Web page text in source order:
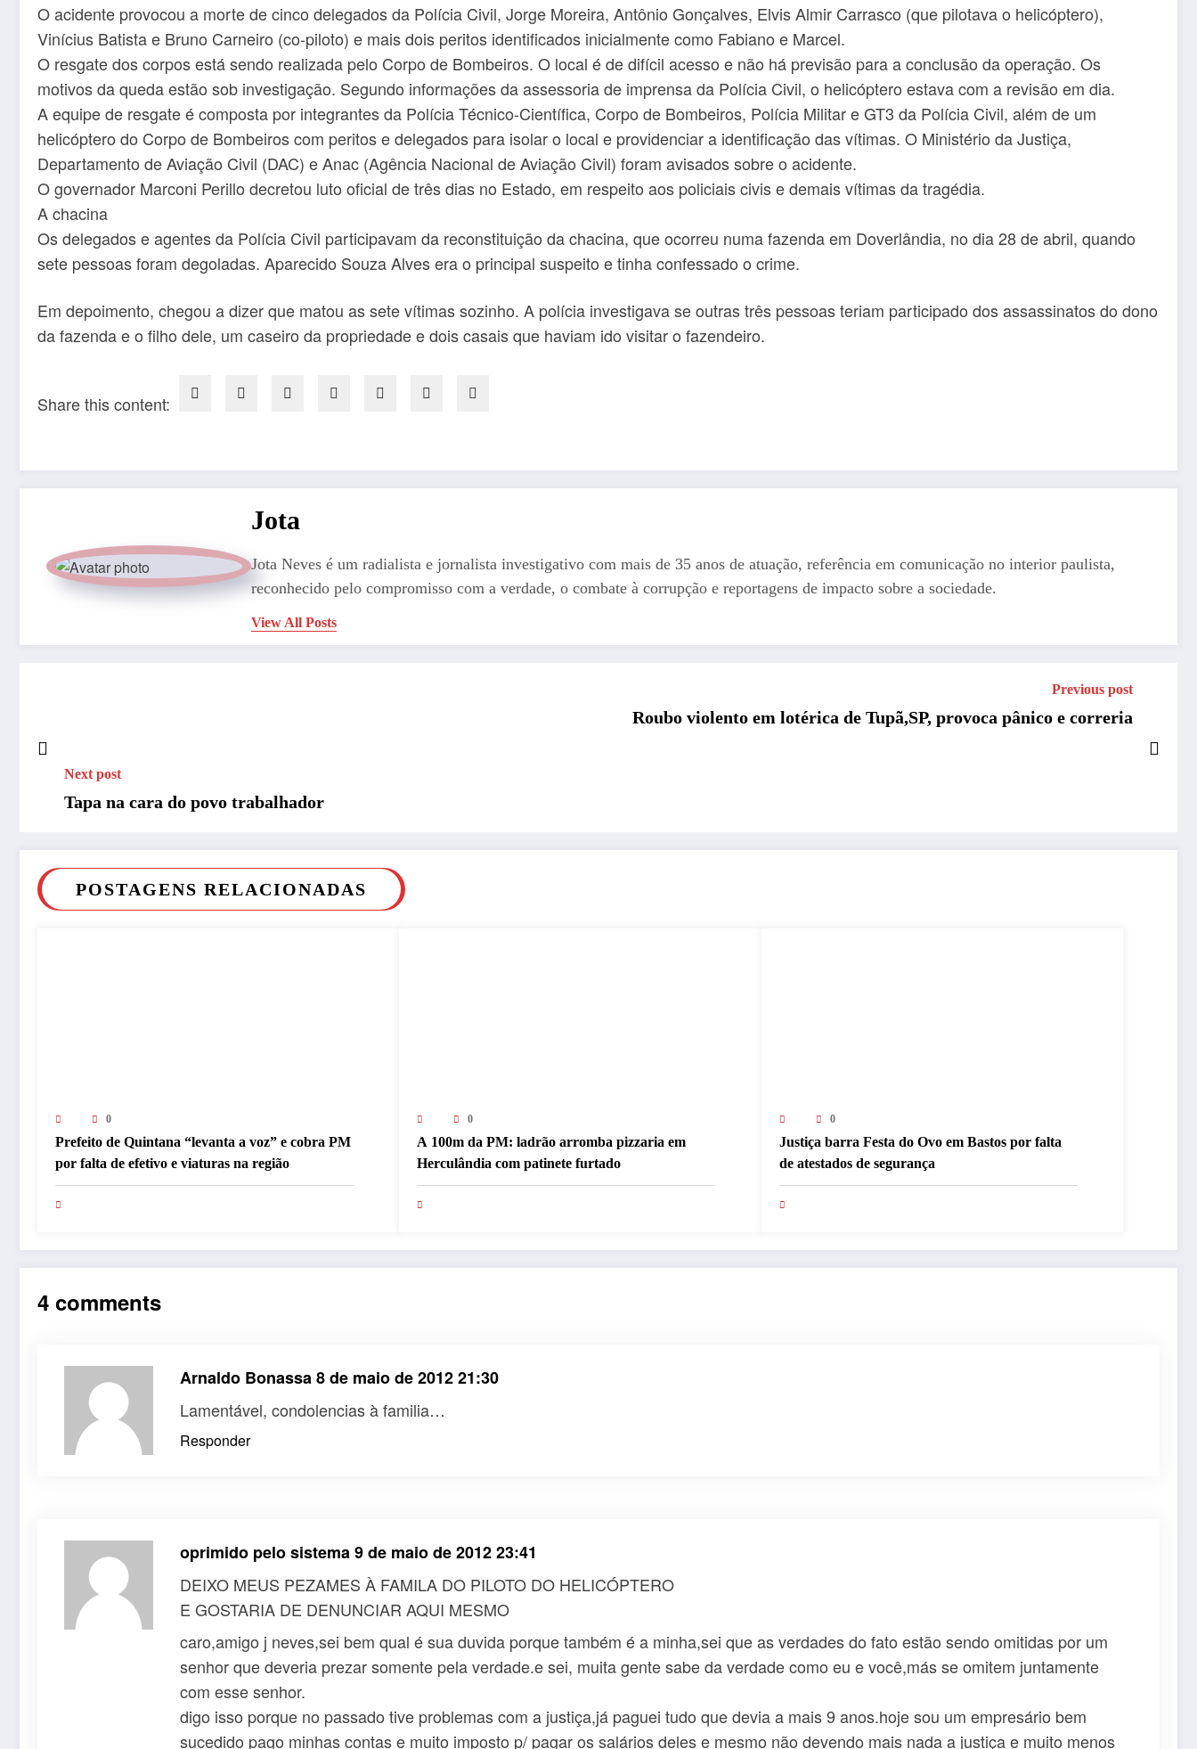
O acidente provocou a morte de cinco delegados da Polícia Civil, Jorge Moreira, Antônio Gonçalves, Elvis Almir Carrasco (que pilotava o helicóptero),
Vinícius Batista e Bruno Carneiro (co-piloto) e mais dois peritos identificados inicialmente como Fabiano e Marcel.
O resgate dos corpos está sendo realizada pelo Corpo de Bombeiros. O local é de difícil acesso e não há previsão para a conclusão da operação. Os
motivos da queda estão sob investigação. Segundo informações da assessoria de imprensa da Polícia Civil, o helicóptero estava com a revisão em dia.
A equipe de resgate é composta por integrantes da Polícia Técnico-Científica, Corpo de Bombeiros, Polícia Militar e GT3 da Polícia Civil, além de um
helicóptero do Corpo de Bombeiros com peritos e delegados para isolar o local e providenciar a identificação das vítimas. O Ministério da Justiça,
Departamento de Aviação Civil (DAC) e Anac (Agência Nacional de Aviação Civil) foram avisados sobre o acidente.
O governador Marconi Perillo decretou luto oficial de três dias no Estado, em respeito aos policiais civis e demais vítimas da tragédia.
A chacina
Os delegados e agentes da Polícia Civil participavam da reconstituição da chacina, que ocorreu numa fazenda em Doverlândia, no dia 28 de abril, quando
sete pessoas foram degoladas. Aparecido Souza Alves era o principal suspeito e tinha confessado o crime.
Em depoimento, chegou a dizer que matou as sete vítimas sozinho. A polícia investigava se outras três pessoas teriam participado dos assassinatos do dono
da fazenda e o filho dele, um caseiro da propriedade e dois casais que haviam ido visitar o fazendeiro.
Share this content:
Jota
Jota Neves é um radialista e jornalista investigativo com mais de 35 anos de atuação, referência em comunicação no interior paulista,
reconhecido pelo compromisso com a verdade, o combate à corrupção e reportagens de impacto sobre a sociedade.
View All Posts
Previous post
Roubo violento em lotérica de Tupã,SP, provoca pânico e correria
Next post
Tapa na cara do povo trabalhador
POSTAGENS RELACIONADAS
0
Prefeito de Quintana “levanta a voz” e cobra PM
por falta de efetivo e viaturas na região
0
A 100m da PM: ladrão arromba pizzaria em
Herculândia com patinete furtado
0
Justiça barra Festa do Ovo em Bastos por falta
de atestados de segurança
4 comments
Arnaldo Bonassa8 de maio de 2012 21:30
Lamentável, condolencias à familia…
Responder
oprimido pelo sistema9 de maio de 2012 23:41
DEIXO MEUS PEZAMES À FAMILA DO PILOTO DO HELICÓPTERO
E GOSTARIA DE DENUNCIAR AQUI MESMO
caro,amigo j neves,sei bem qual é sua duvida porque também é a minha,sei que as verdades do fato estão sendo omitidas por um
senhor que deveria prezar somente pela verdade.e sei, muita gente sabe da verdade como eu e você,más se omitem juntamente
com esse senhor.
digo isso porque no passado tive problemas com a justiça,já paguei tudo que devia a mais 9 anos.hoje sou um empresário bem
sucedido pago minhas contas e muito imposto p/ pagar os salários deles e mesmo não devendo mais nada a justiça e muito menos